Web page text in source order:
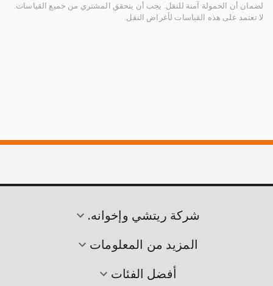
لضمان أن الحمولة آمنة للنقل. يجب أن يتحقق المشتري من جميع القياسات.
لا تعتمد على هذه القياسات لأغراض النقل.
شركة ريتشي وإخوانه.
المزيد من المعلومات
أفضل الفئات